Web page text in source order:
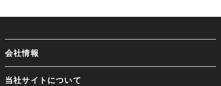
会社情報
当社サイトについて